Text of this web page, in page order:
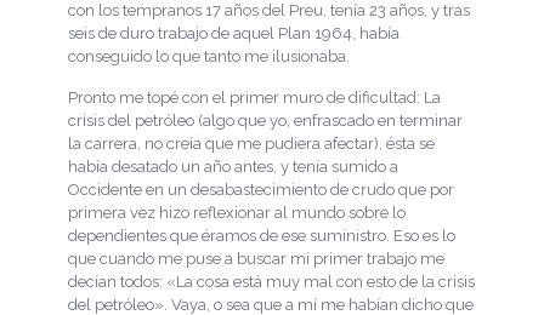
con los tempranos 17 años del Preu, tenía 23 años, y tras
seis de duro trabajo de aquel Plan 1964, había
conseguido lo que tanto me ilusionaba.
Pronto me topé con el primer muro de dificultad: La
crisis del petróleo (algo que yo, enfrascado en terminar
la carrera, no creía que me pudiera afectar), ésta se
había desatado un año antes, y tenía sumido a
Occidente en un desabastecimiento de crudo que por
primera vez hizo reflexionar al mundo sobre lo
dependientes que éramos de ese suministro. Eso es lo
que cuando me puse a buscar mi primer trabajo me
decían todos: «La cosa está muy mal con esto de la crisis
del petróleo». Vaya, o sea que a mí me habían dicho que